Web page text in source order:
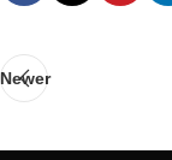
Newer